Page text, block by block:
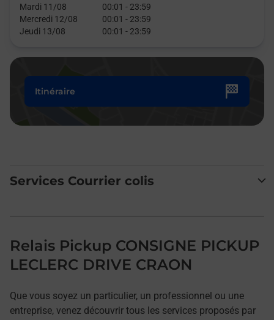
Mardi 11/08
00:01 - 23:59
Mercredi 12/08
00:01 - 23:59
Jeudi 13/08
00:01 - 23:59
Itinéraire
Services Courrier colis
Relais Pickup CONSIGNE PICKUP
LECLERC DRIVE CRAON
Que vous soyez un particulier, un professionnel ou une
entreprise, venez découvrir tous les services proposés par